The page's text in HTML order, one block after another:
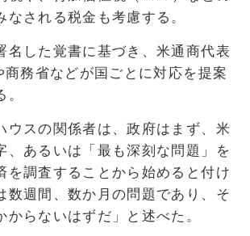
なされる税金も考慮する。
名した覚書に基づき、米通商代表
務省などが国ごとに対応を提案
ウスの関係者は、政府はまず、米
、あるいは「最も深刻な問題」を
を調査することから始めると付け
数週間、数か月の問題であり、そ
からないはずだ」と述べた。